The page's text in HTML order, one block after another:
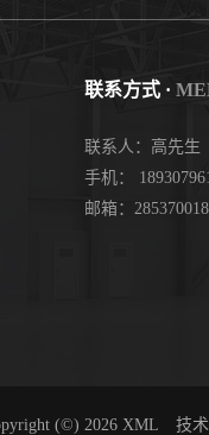
联系方式 ·
联系人：高先生
手机：
邮箱：
(©) 2026 XML 技